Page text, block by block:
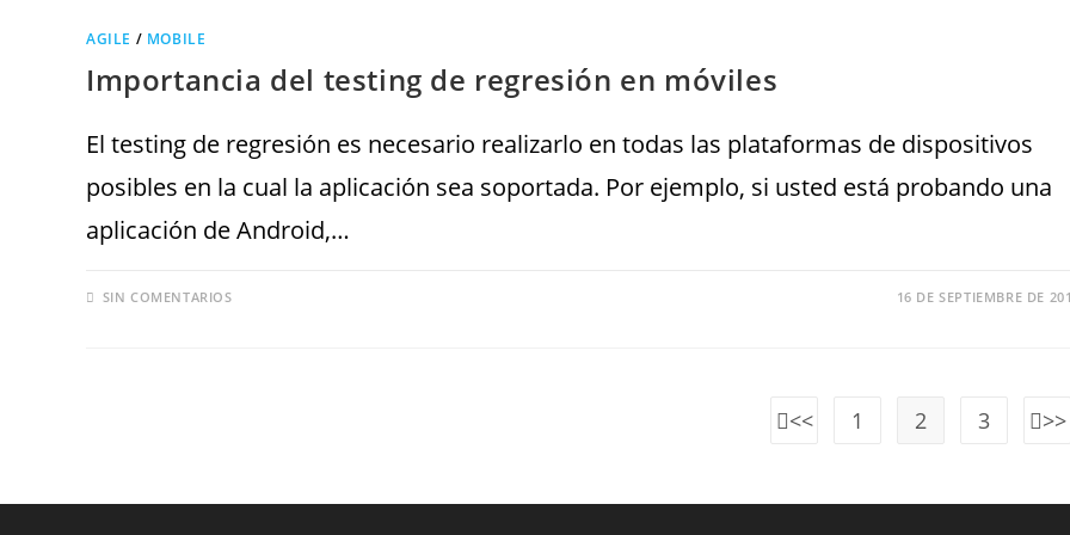
AGILE / MOBILE
Importancia del testing de regresión en móviles
El testing de regresión es necesario realizarlo en todas las plataformas de dispositivos
posibles en la cual la aplicación sea soportada. Por ejemplo, si usted está probando una
aplicación de Android,…
SIN COMENTARIOS 16 DE SEPTIEMBRE DE
1 2 3